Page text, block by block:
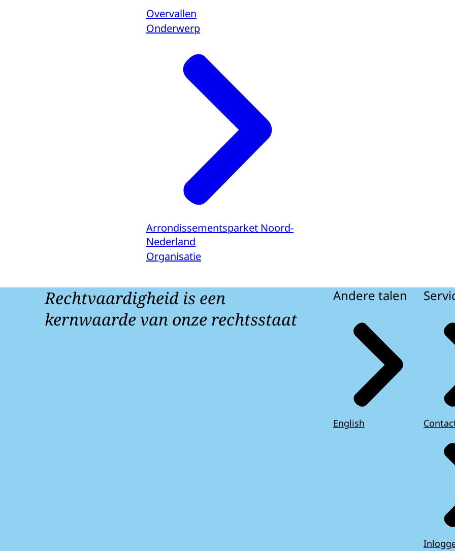
Overvallen
Onderwerp
Arrondissementsparket Noord-
Nederland
Organisatie
Rechtvaardigheid is een
kernwaarde van onze rechtsstaat
Andere talen
English